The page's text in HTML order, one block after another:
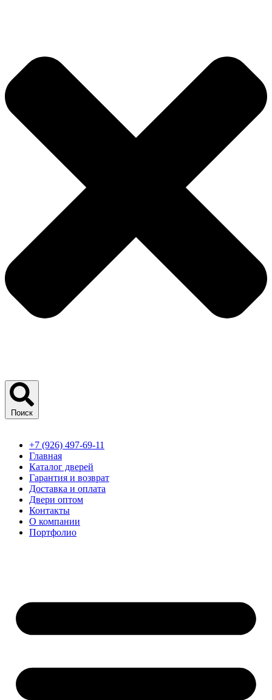
Поиск
+7 (926) 497-69-11
Главная
Каталог дверей
Гарантия и возврат
Доставка и оплата
Двери оптом
Контакты
О компании
Портфолио